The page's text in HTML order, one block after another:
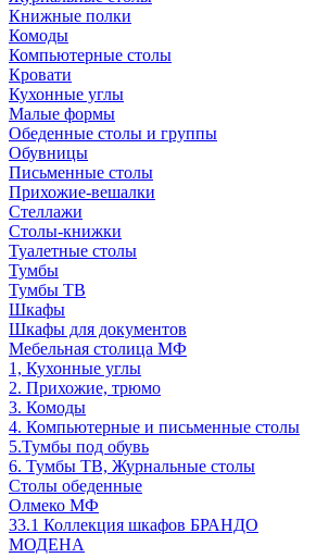
Книжные полки
Комоды
Компьютерные столы
Кровати
Кухонные углы
Малые формы
Обеденные столы и группы
Обувницы
Письменные столы
Прихожие-вешалки
Стеллажи
Столы-книжки
Туалетные столы
Тумбы
Тумбы ТВ
Шкафы
Шкафы для документов
Мебельная столица МФ
1, Кухонные углы
2. Прихожие, трюмо
3. Комоды
4. Компьютерные и письменные столы
5.Тумбы под обувь
6. Тумбы ТВ, Журнальные столы
Столы обеденные
Олмеко МФ
33.1 Коллекция шкафов БРАНДО
МОДЕНА